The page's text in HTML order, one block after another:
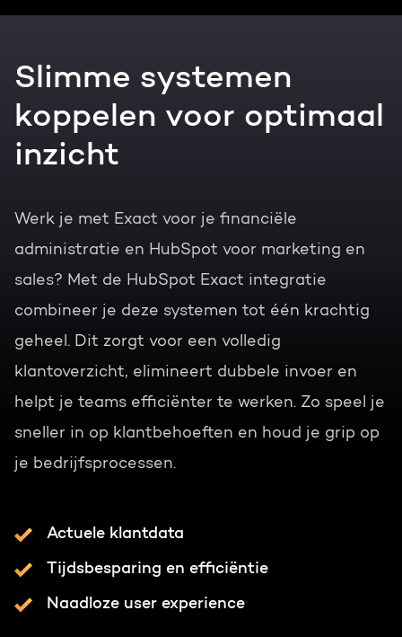
Slimme systemen
koppelen voor optimaal
inzicht
Werk je met Exact voor je financiële
administratie en HubSpot voor marketing en
sales? Met de HubSpot Exact integratie
combineer je deze systemen tot één krachtig
geheel. Dit zorgt voor een volledig
klantoverzicht, elimineert dubbele invoer en
helpt je teams efficiënter te werken. Zo speel je
sneller in op klantbehoeften en houd je grip op
je bedrijfsprocessen.
Actuele klantdata
Tijdsbesparing en efficiëntie
Naadloze user experience